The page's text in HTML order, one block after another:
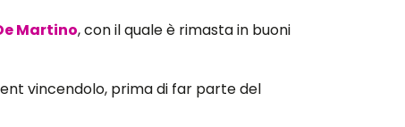
Martino, con il quale è rimasta in buoni
vincendolo, prima di far parte del